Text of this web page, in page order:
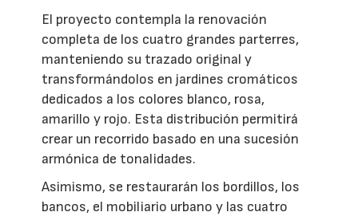
El proyecto contempla la renovación
completa de los cuatro grandes parterres,
manteniendo su trazado original y
transformándolos en jardines cromáticos
dedicados a los colores blanco, rosa,
amarillo y rojo. Esta distribución permitirá
crear un recorrido basado en una sucesión
armónica de tonalidades.
Asimismo, se restaurarán los bordillos, los
bancos, el mobiliario urbano y las cuatro